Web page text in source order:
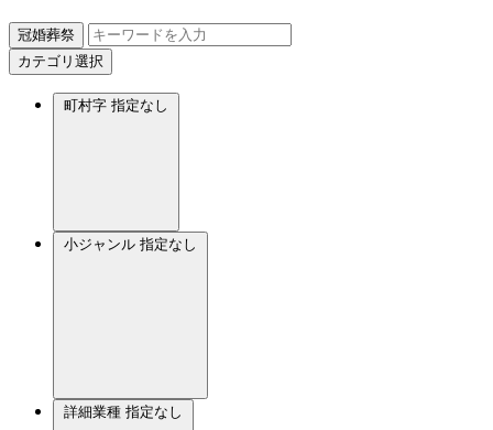
冠婚葬祭
カテゴリ選択
町村字 指定なし
小ジャンル 指定なし
詳細業種 指定なし